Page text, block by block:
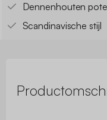
Dennenhouten
Scandinavische stijl